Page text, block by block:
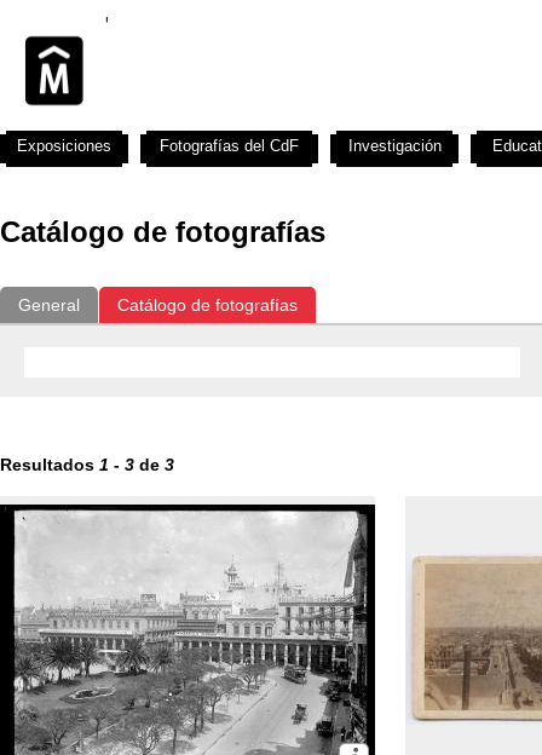
Catálogo de fotografías
General Catálogo de fotografías
Resultados 1 - 3 de 3
Exposiciones Fotografías del CdF Investigación